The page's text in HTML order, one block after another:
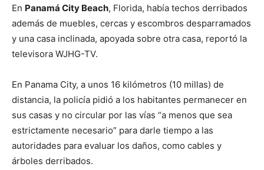
En Panamá City Beach, Florida, había techos derribados
además de muebles, cercas y escombros desparramados
y una casa inclinada, apoyada sobre otra casa, reportó la
televisora WJHG-TV.
En Panama City, a unos 16 kilómetros (10 millas) de
distancia, la policía pidió a los habitantes permanecer en
sus casas y no circular por las vías “a menos que sea
estrictamente necesario” para darle tiempo a las
autoridades para evaluar los daños, como cables y
árboles derribados.